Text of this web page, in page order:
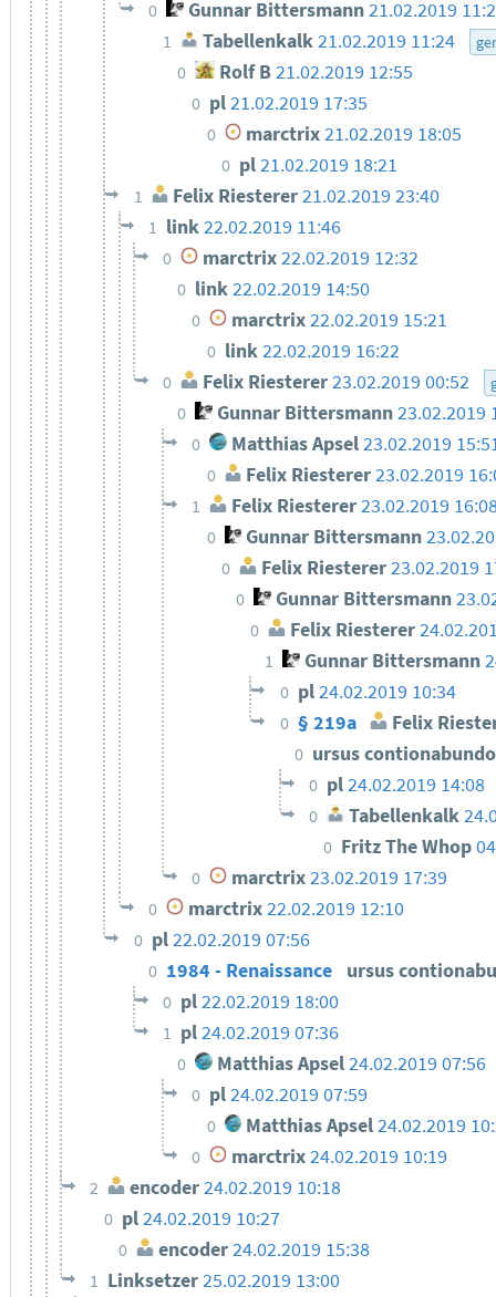
0 Gunnar Bittersmann 21.02.2019
1 Tabellenkalk21.02.2019 11:24
0 Rolf B21.02.2019 12:55
0 pl21.02.2019 17:35
0 marctrix21.02.2019 18:05
0 pl21.02.2019 18:21
1 Felix Riesterer21.02.2019 23:40
1 link22.02.2019 11:46
0 marctrix22.02.2019 12:32
0 link22.02.2019 14:50
0 marctrix22.02.2019 15:21
0 link22.02.2019 16:22
0 Felix Riesterer23.02.2019 00:52
0 Gunnar Bittersmann23.02.2019
0 Matthias Apsel23.02.2019
0 Felix Riesterer23.02.2019
1 Felix Riesterer23.02.2019
0 Gunnar Bittersmann
0 Felix Riesterer 23.02.2019
0 Gunnar Bittersmann
0 Felix Riesterer
1 Gunnar Bittersmann
0 pl24.02.2019 10:34
0 § 219a Felix
0 ursus
0 pl24.02.2019 14:08
0 Tabellenkalk
0 Fritz The Whop
0 marctrix23.02.2019 17:39
0 marctrix 22.02.2019 12:10
0 pl22.02.2019 07:56
0 1984 - Renaissance ursus
0 pl22.02.2019 18:00
1 pl24.02.2019 07:36
0 Matthias Apsel24.02.2019 07:56
0 pl24.02.2019 07:59
0 Matthias Apsel24.02.2019
0 marctrix24.02.2019 10:19
2 encoder24.02.2019 10:18
0 pl24.02.2019 10:27
0 encoder24.02.2019 15:38
1 Linksetzer25.02.2019 13:00